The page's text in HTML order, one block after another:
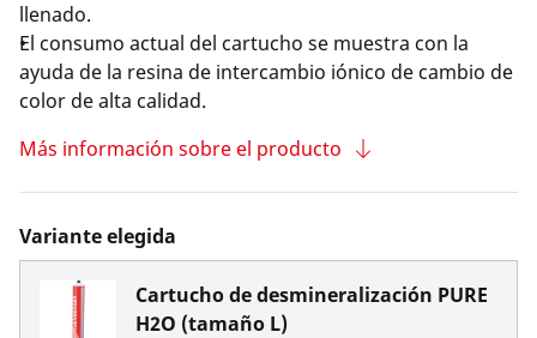
llenado.
El consumo actual del cartucho se muestra con la
ayuda de la resina de intercambio iónico de cambio de
color de alta calidad.
Más información sobre el producto
Variante elegida
Cartucho de desmineralización PURE
H2O (tamaño L)